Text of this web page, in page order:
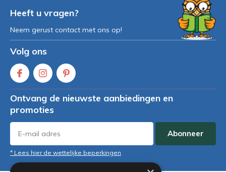
Heeft u vragen?
Neem gerust contact met ons op!
Volg ons
Ontvang de nieuwste aanbiedingen en
promoties
Abonneer
* Lees hier de wettelijke beperkingen